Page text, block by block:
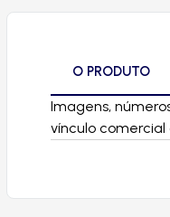
O PRODUTO
Imagens,
vínculo